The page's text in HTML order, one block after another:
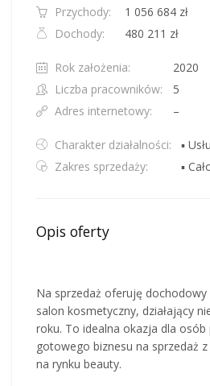
Przychody:
1 056 684 zł
Dochody:
480 211 zł
Rok założenia:
2020
Liczba pracowników:
5
Adres internetowy:
–
Charakter działalności:
▪
Zakres sprzedaży:
▪
Opis oferty
Na sprzedaż oferuję dochodowy
salon kosmetyczny, działający
roku. To idealna okazja dla osób
gotowego biznesu na sprzedaż
na rynku beauty.